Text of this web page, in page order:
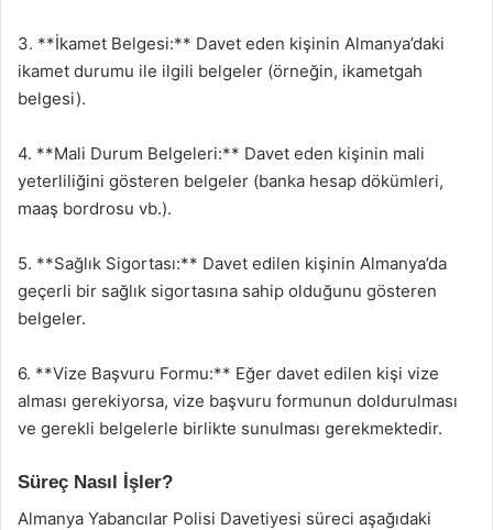
3. **İkamet Belgesi:** Davet eden kişinin Almanya’daki
ikamet durumu ile ilgili belgeler (örneğin, ikametgah
belgesi).
4. **Mali Durum Belgeleri:** Davet eden kişinin mali
yeterliliğini gösteren belgeler (banka hesap dökümleri,
maaş bordrosu vb.).
5. **Sağlık Sigortası:** Davet edilen kişinin Almanya’da
geçerli bir sağlık sigortasına sahip olduğunu gösteren
belgeler.
6. **Vize Başvuru Formu:** Eğer davet edilen kişi vize
alması gerekiyorsa, vize başvuru formunun doldurulması
ve gerekli belgelerle birlikte sunulması gerekmektedir.
Süreç Nasıl İşler?
Almanya Yabancılar Polisi Davetiyesi süreci aşağıdaki